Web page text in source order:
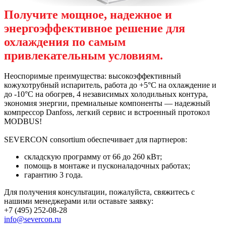
Получите мощное, надежное и
энергоэффективное решение для
охлаждения по самым
привлекательным условиям.
Неоспоримые преимущества: высокоэффективный
кожухотрубный испаритель, работа до +5°С на охлаждение и
до -10°C на обогрев, 4 независимых холодильных контура,
экономия энергии, премиальные компоненты — надежный
компрессор Danfoss, легкий сервис и встроенный протокол
MODBUS!
SEVERCON consortium обеспечивает для партнеров:
складскую программу от 66 до 260 кВт;
помощь в монтаже и пусконаладочных работах;
гарантию 3 года.
Для получения консультации, пожалуйста, свяжитесь с
нашими менеджерами или оставьте заявку:
+7 (495) 252-08-28
info@severcon.ru